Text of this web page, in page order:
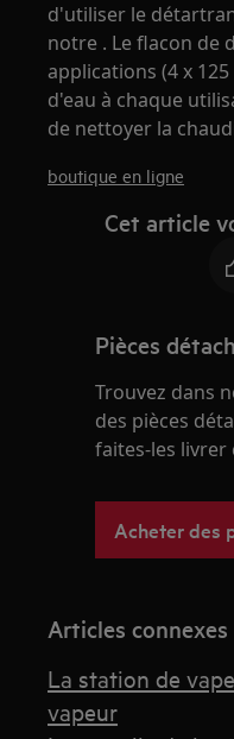
d'utiliser le
notre . Le flacon de
applications (4 x
d'eau à chaque
de nettoyer la
boutique en ligne
Cet article
Pièces
Trouvez dans
des pièces
faites-les livrer
Acheter des
Articles connexes
La station de
vapeur